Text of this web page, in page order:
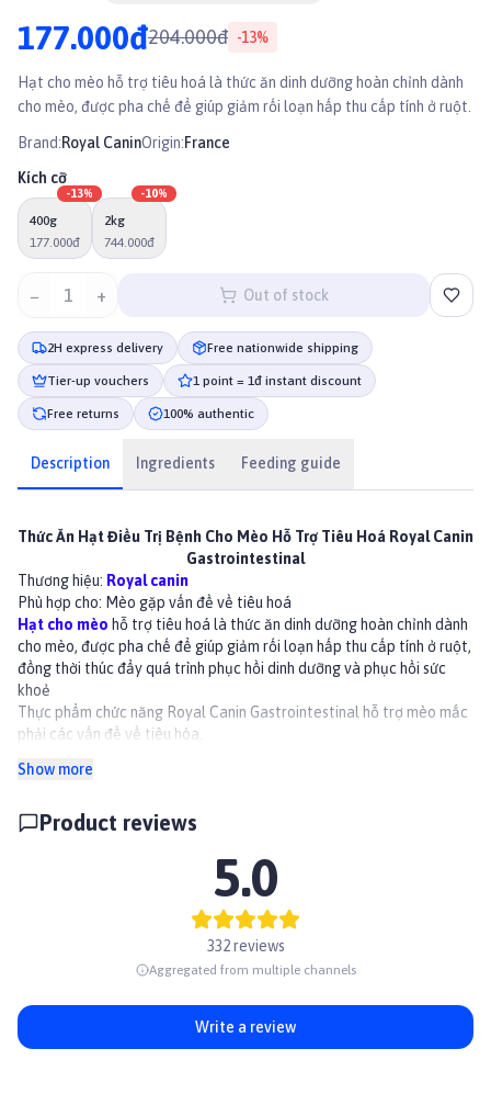
177.000đ204.000đ -13%
Hạt cho mèo hỗ trợ tiêu hoá là thức ăn dinh dưỡng hoàn chỉnh dành
cho mèo, được pha chế để giúp giảm rối loạn hấp thu cấp tính ở ruột.
Brand:Royal CaninOrigin:France
Kích cỡ
400g
177.000đ
-13%
2kg
744.000đ
-10%
− 1 + Out of stock
2H express delivery Free nationwide shipping
Tier-up vouchers 1 point = 1đ instant discount
Free returns 100% authentic
Description Ingredients Feeding guide
Thức Ăn Hạt Điều Trị Bệnh Cho Mèo Hỗ Trợ Tiêu Hoá Royal Canin
Gastrointestinal
Thương hiệu: Royal canin
Phù hợp cho: Mèo gặp vấn đề về tiêu hoá
Hạt cho mèo hỗ trợ tiêu hoá là thức ăn dinh dưỡng hoàn chỉnh dành
cho mèo, được pha chế để giúp giảm rối loạn hấp thu cấp tính ở ruột,
đồng thời thúc đẩy quá trình phục hồi dinh dưỡng và phục hồi sức
khoẻ
Thực phẩm chức năng Royal Canin Gastrointestinal hỗ trợ mèo mắc
phải các vấn đề về tiêu hóa.
Hỗ trợ tiêu hoá
Độ thơm ngon rất cao để tránh làm mèo giảm cảm giác thèm ăn
Phụ phẩm gia cầm (thịt gà, bột ngô, hỗn hợp tinh bột ngô), dầu
hướng dương tinh chế, dầu cá, khoáng chất, bột cellulose
Sử dụng sản phẩm khi có chỉ định của Bác Sĩ Thú Y / Đọc kỹ hướng
đường ruột yêu cầu phải kiểm soát dinh dưỡng ít nhất 3 tuần. Đối với
những chú mèo mắc chứng mãn tính nên duy trì sử dụng chế độ ăn
Show more
Product reviews
5.0
332 reviews
Aggregated from multiple channels
Write a review